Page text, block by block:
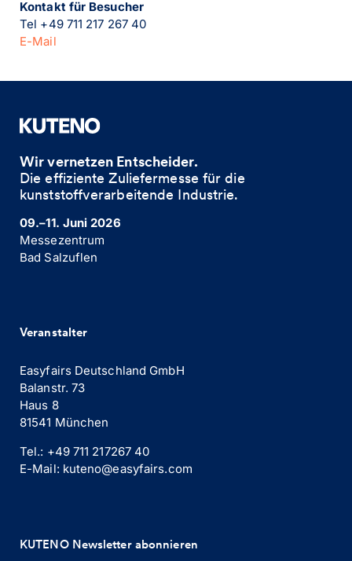
Kontakt für Besucher
Tel +49 711 217 267 40
E-Mail
Wir vernetzen Entscheider.
Die effiziente Zuliefermesse für die
kunststoffverarbeitende Industrie. ​
09.–11. Juni 2026
Messezentrum
Bad Salzuflen
Veranstalter
Easyfairs Deutschland GmbH
Balanstr. 73
Haus 8
81541 München
Tel.: +49 711 217267 40
E-Mail: kuteno@easyfairs.com
KUTENO Newsletter abonnieren